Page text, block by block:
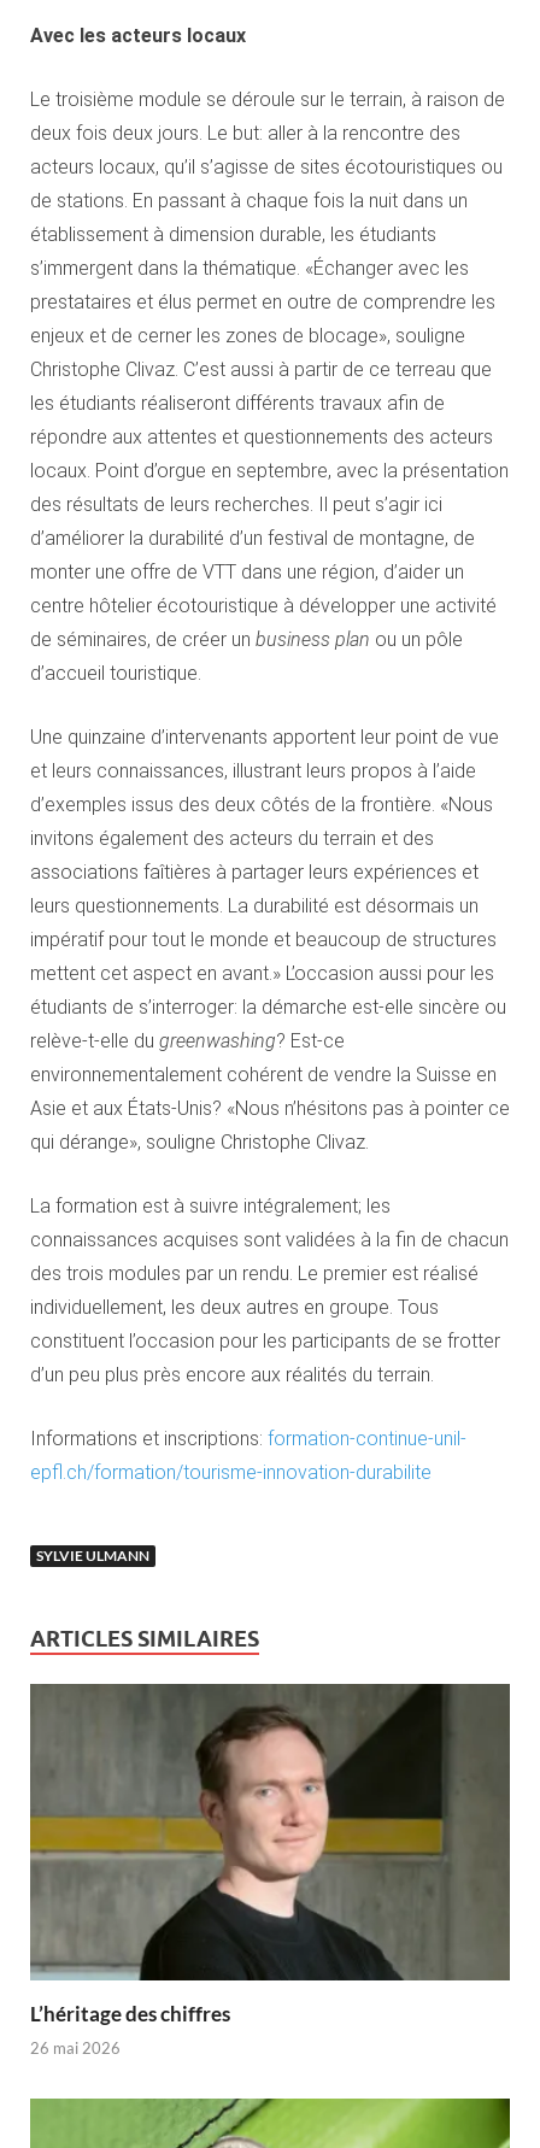
Avec les acteurs locaux
Le troisième module se déroule sur le terrain, à raison de
deux fois deux jours. Le but: aller à la rencontre des
acteurs locaux, qu’il s’agisse de sites écotouristiques ou
de stations. En passant à chaque fois la nuit dans un
établissement à dimension durable, les étudiants
s’immergent dans la thématique. «Échanger avec les
prestataires et élus permet en outre de comprendre les
enjeux et de cerner les zones de blocage», souligne
Christophe Clivaz. C’est aussi à partir de ce terreau que
les étudiants réaliseront différents travaux afin de
répondre aux attentes et questionnements des acteurs
locaux. Point d’orgue en septembre, avec la présentation
des résultats de leurs recherches. Il peut s’agir ici
d’améliorer la durabilité d’un festival de montagne, de
monter une offre de VTT dans une région, d’aider un
centre hôtelier écotouristique à développer une activité
de séminaires, de créer un business plan ou un pôle
d’accueil touristique.
Une quinzaine d’intervenants apportent leur point de vue
et leurs connaissances, illustrant leurs propos à l’aide
d’exemples issus des deux côtés de la frontière. «Nous
invitons également des acteurs du terrain et des
associations faîtières à partager leurs expériences et
leurs questionnements. La durabilité est désormais un
impératif pour tout le monde et beaucoup de structures
mettent cet aspect en avant.» L’occasion aussi pour les
étudiants de s’interroger: la démarche est-elle sincère ou
relève-t-elle du greenwashing? Est-ce
environnementalement cohérent de vendre la Suisse en
Asie et aux États-Unis? «Nous n’hésitons pas à pointer ce
qui dérange», souligne Christophe Clivaz.
La formation est à suivre intégralement; les
connaissances acquises sont validées à la fin de chacun
des trois modules par un rendu. Le premier est réalisé
individuellement, les deux autres en groupe. Tous
constituent l’occasion pour les participants de se frotter
d’un peu plus près encore aux réalités du terrain.
Informations et inscriptions: formation-continue-unil-
epfl.ch/formation/tourisme-innovation-durabilite
SYLVIE ULMANN
ARTICLES SIMILAIRES
L’héritage des chiffres
26 mai 2026